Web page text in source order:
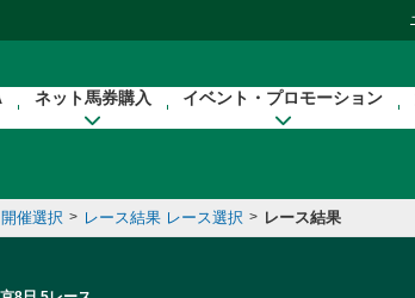
ネット馬券購入 イベント・プロモーション
催選択 > レース結果 レース選択 > レース結果